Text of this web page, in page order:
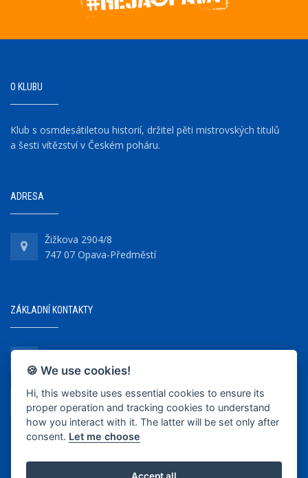
O KLUBU
Klub s osmdesátiletou historií, držitel pěti mistrovských titulů
a šesti vítězství v Českém poháru.
ADRESA
Žižkova 2904/8
747 07 Opava-Předměstí
ZÁKLADNÍ KONTAKTY
+420 737 218 679
info@bkopava.cz
www.bkopava.cz
🍪 We use cookies!
Hi, this website uses essential cookies to ensure its
proper operation and tracking cookies to understand
how you interact with it. The latter will be set only after
consent. Let me choose